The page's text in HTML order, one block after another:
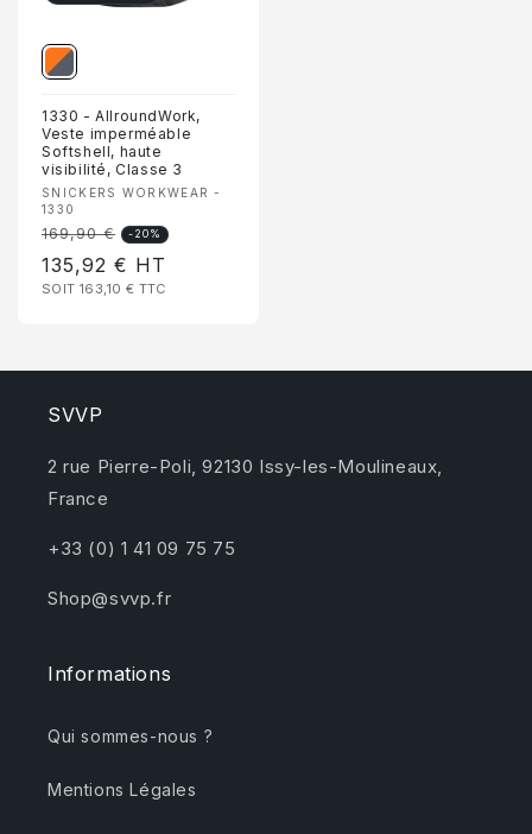
1330 - AllroundWork,
Veste imperméable
Softshell, haute
visibilité, Classe 3
Fournisseur :
SNICKERS WORKWEAR -
1330
Prix
habituel
169,90 € -20%
Prix
promotionnel
135,92 € HT
SOIT 163,10 € TTC
SVVP
2 rue Pierre-Poli, 92130 Issy-les-Moulineaux,
France
+33 (0) 1 41 09 75 75
Shop@svvp.fr
Informations
Qui sommes-nous ?
Mentions Légales